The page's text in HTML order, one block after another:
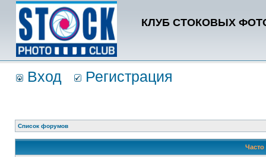
КЛУБ СТОКОВЫХ
Вход Регистрация
Список форумов